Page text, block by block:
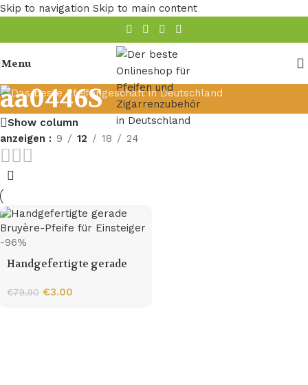
Skip to navigation Skip to main content
Menu
aa0446S
Show column
anzeigen
9 12 18 24
-96%
Handgefertigte gerade
Einsteiger
€79.90 €3.00